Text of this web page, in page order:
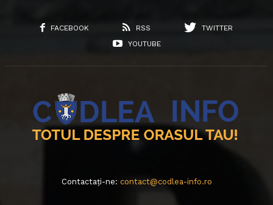
FACEBOOK RSS
TWITTER
YOUTUBE
Contactați-ne: contact@codlea-info.ro